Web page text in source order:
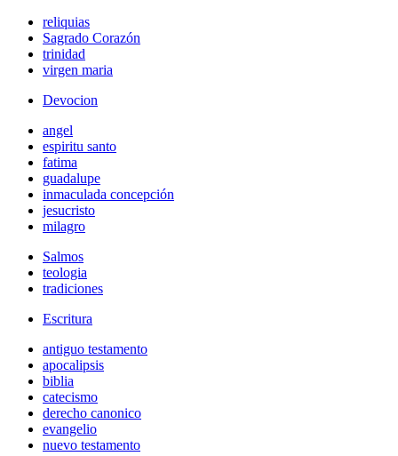
reliquias
Sagrado Corazón
trinidad
virgen maria
Devocion
angel
espiritu santo
fatima
guadalupe
inmaculada concepción
jesucristo
milagro
Salmos
teologia
tradiciones
Escritura
antiguo testamento
apocalipsis
biblia
catecismo
derecho canonico
evangelio
nuevo testamento